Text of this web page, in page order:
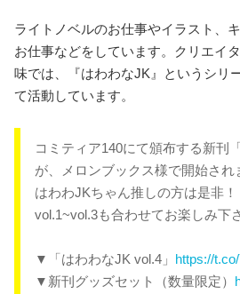
ライトノベルのお仕事やイラスト、
お仕事などをしています。クリエイ
味では、『はわわなJK』というシリ
て活動しています。
コミティア140にて頒布する新刊
が、メロンブックス様で開始され
はわわJKちゃん推しの方は是非！
vol.1~vol.3も合わせてお楽しみ下
▼「はわわなJK vol.4」 https://
▼新刊グッズセット（数量限定）